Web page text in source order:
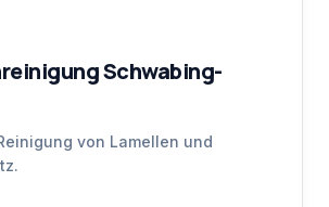
Schwabing-
von Lamellen und